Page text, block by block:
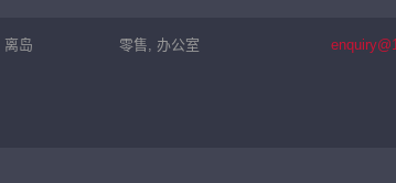
离岛 零售, 办公室